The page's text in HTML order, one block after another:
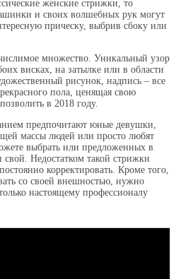
женские стрижки, то
и своих волшебных рук могут
прическу, выбрив сбоку или
множество. Уникальный узор
висках, на затылке или в области
рисунок, надпись – все
пола, ценящая свою
в 2018 году.
предпочитают юные девушки,
массы людей или просто любят
выбрать или предложенных в
Недостатком такой стрижки
корректировать. Кроме того,
со своей внешностью, нужно
настоящему профессионалу